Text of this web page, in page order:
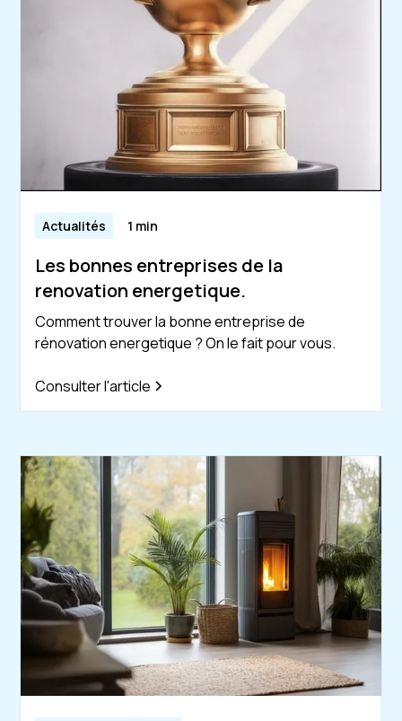
Actualités 1 min
Les bonnes entreprises de la
renovation energetique.
Comment trouver la bonne entreprise de
rénovation energetique ? On le fait pour vous.
Consulter l'article